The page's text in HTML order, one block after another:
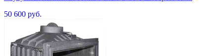
50 600 руб.